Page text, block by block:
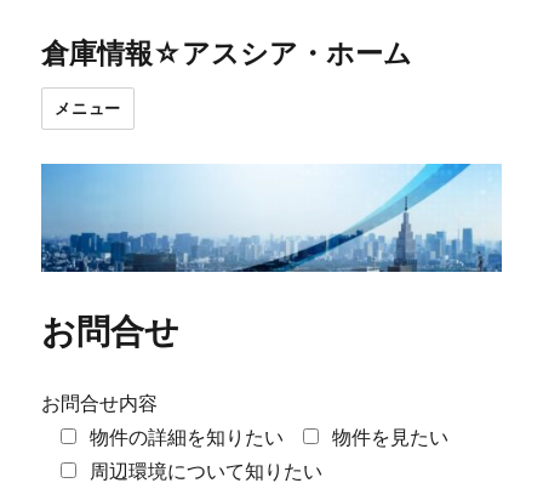
倉庫情報☆アスシア・ホーム
メニュー
お問合せ
お問合せ内容
物件の詳細を知りたい
物件を見たい
周辺環境について知りたい